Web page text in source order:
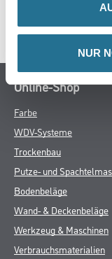
NUR
SPEZIFIKATIONEN
Online-Shop
Farbe
WDV-Systeme
Trockenbau
Putze- und
Bodenbeläge
Wand- & Deckenbeläge
Werkzeug & Maschinen
Verbrauchsmaterialien